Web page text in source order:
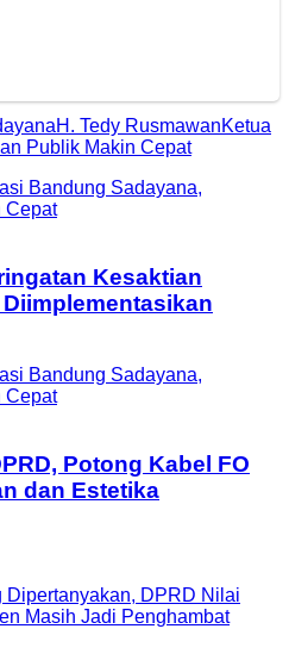
H. Tedy RusmawanKetua
Publik Makin Cepat
Kesaktian
Potong Kabel FO
dan Estetika